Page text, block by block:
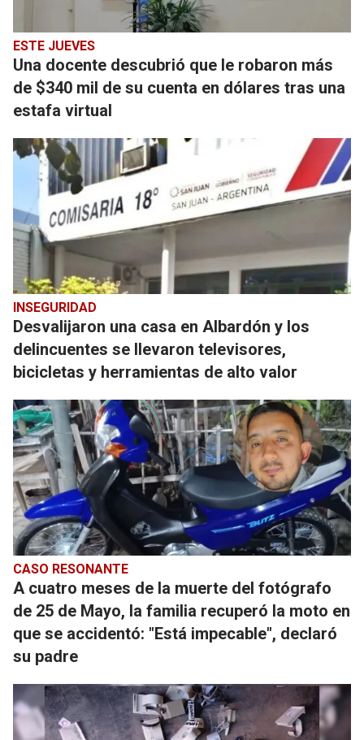
ESTE JUEVES
Una docente descubrió que le robaron más
de $340 mil de su cuenta en dólares tras una
estafa virtual
INSEGURIDAD
Desvalijaron una casa en Albardón y los
delincuentes se llevaron televisores,
bicicletas y herramientas de alto valor
CASO RESONANTE
A cuatro meses de la muerte del fotógrafo
de 25 de Mayo, la familia recuperó la moto en
que se accidentó: "Está impecable", declaró
su padre